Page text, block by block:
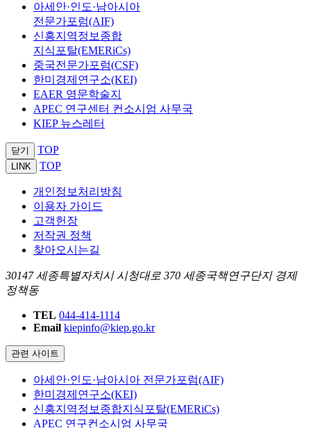
아세안·인도·남아시아
전문가포럼(AIF)
신흥지역정보종합
지식포탈(EMERiCs)
중국전문가포럼(CSF)
한미경제연구소(KEI)
EAER 영문학술지
APEC 연구센터 컨소시엄 사무국
KIEP 뉴스레터
닫기 TOP
LINK TOP
개인정보처리방침
이용자 가이드
고객헌장
저작권 정책
찾아오시는길
30147 세종특별자치시 시청대로 370 세종국책연구단지 경제
정책동
TEL 044-414-1114
Email kiepinfo@kiep.go.kr
관련 사이트
아세안·인도·남아시아 전문가포럼(AIF)
한미경제연구소(KEI)
신흥지역정보종합지식포탈(EMERiCs)
APEC 연구컨소시엄 사무국